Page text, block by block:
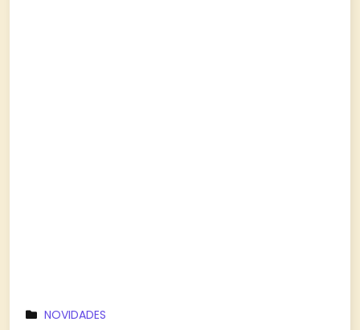
NOVIDADES